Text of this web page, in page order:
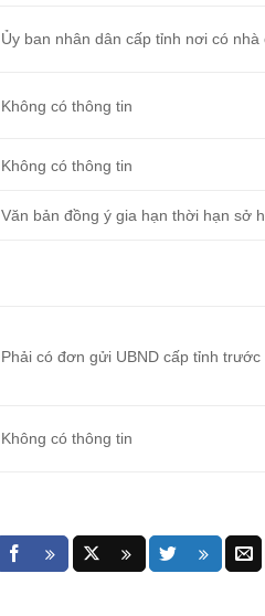
Ủy ban nhân dân cấp tỉnh nơi có nhà
Không có thông tin
Không có thông tin
Văn bản đồng ý gia hạn thời hạn sở
Phải có đơn gửi UBND cấp tỉnh
Không có thông tin